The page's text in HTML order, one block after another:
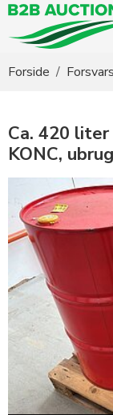
Forside
Ca. 420
KONC,